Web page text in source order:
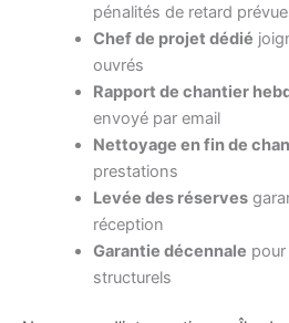
pénalités de retard
Chef de projet dédié
ouvrés
Rapport de chantier
envoyé par email
Nettoyage en fin de
prestations
Levée des réserves
réception
Garantie décennale
structurels